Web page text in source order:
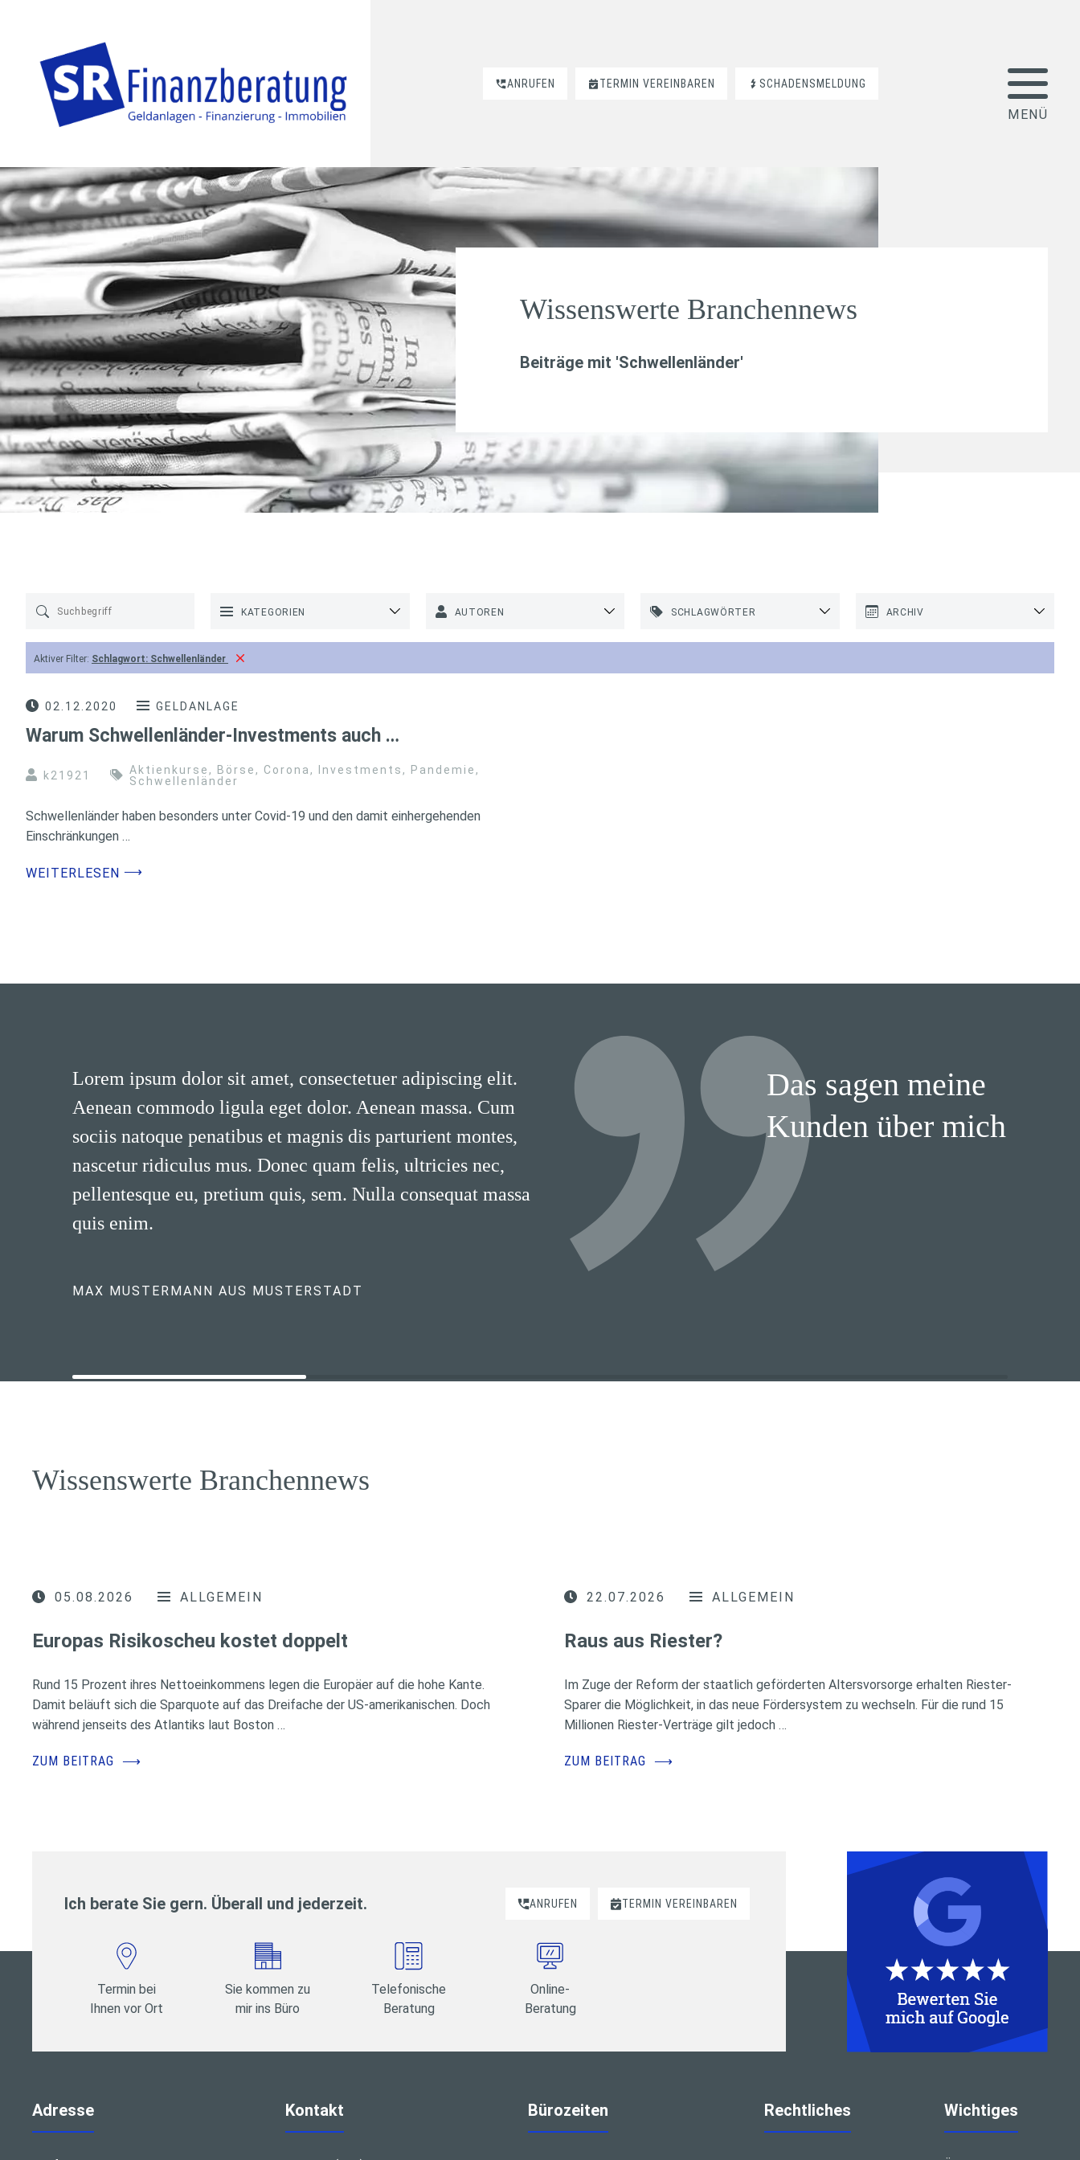
ANRUFEN TERMIN VEREINBAREN SCHADENSMELDUNG
Wissenswerte Branchennews
Beiträge mit 'Schwellenländer'
KATEGORIEN AUTOREN SCHLAGWÖRTER ARCHIV
Aktiver Filter: Schlagwort: Schwellenländer
02.12.2020 GELDANLAGE
Warum Schwellenländer-Investments auch …
k21921 Aktienkurse , Börse , Corona , Investments , Pandemie ,
Schwellenländer
Schwellenländer haben besonders unter Covid-19 und den damit einhergehenden
Einschränkungen …
WEITERLESEN ⟶
Das sagen meine
Kunden über mich
Lorem ipsum dolor sit amet, consectetuer adipiscing elit.
Aenean commodo ligula eget dolor. Aenean massa. Cum
sociis natoque penatibus et magnis dis parturient montes,
nascetur ridiculus mus. Donec quam felis, ultricies nec,
pellentesque eu, pretium quis, sem. Nulla consequat massa
quis enim.
MAX MUSTERMANN AUS MUSTERSTADT
Wissenswerte Branchennews
05.08.2026 ALLGEMEIN
Europas Risikoscheu kostet doppelt
Rund 15 Prozent ihres Nettoeinkommens legen die Europäer auf die hohe Kante.
Damit beläuft sich die Sparquote auf das Dreifache der US-amerikanischen. Doch
während jenseits des Atlantiks laut Boston …
ZUM BEITRAG ⟶
22.07.2026 ALLGEMEIN
Raus aus Riester?
Im Zuge der Reform der staatlich geförderten Altersvorsorge erhalten Riester-
Sparer die Möglichkeit, in das neue Fördersystem zu wechseln. Für die rund 15
Millionen Riester-Verträge gilt jedoch …
ZUM BEITRAG ⟶
Ich berate Sie gern. Überall und jederzeit. ANRUFEN TERMIN VEREINBAREN
Termin bei
Ihnen vor Ort
Sie kommen zu
mir ins Büro
Telefonische
Beratung
Online-
Beratung
Adresse Kontakt Bürozeiten Rechtliches Wichtiges